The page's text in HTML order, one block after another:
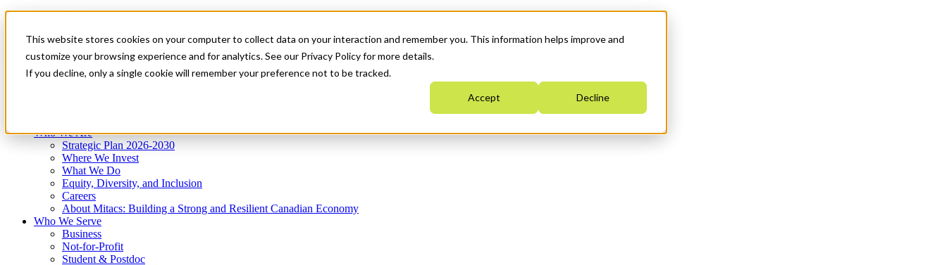
This website stores cookies on your computer to collect data on your interaction and remember you. This information helps improve and
customize your browsing experience and for analytics. See our Privacy Policy for more details.
If you decline, only a single cookie will remember your preference not to be tracked.
Accept Decline
News & Events
Get Started
Menu
Who We Are
Strategic Plan 2026-2030
Where We Invest
What We Do
Equity, Diversity, and Inclusion
Careers
About Mitacs: Building a Strong and Resilient Canadian Economy
Who We Serve
Business
Not-for-Profit
Student & Postdoc